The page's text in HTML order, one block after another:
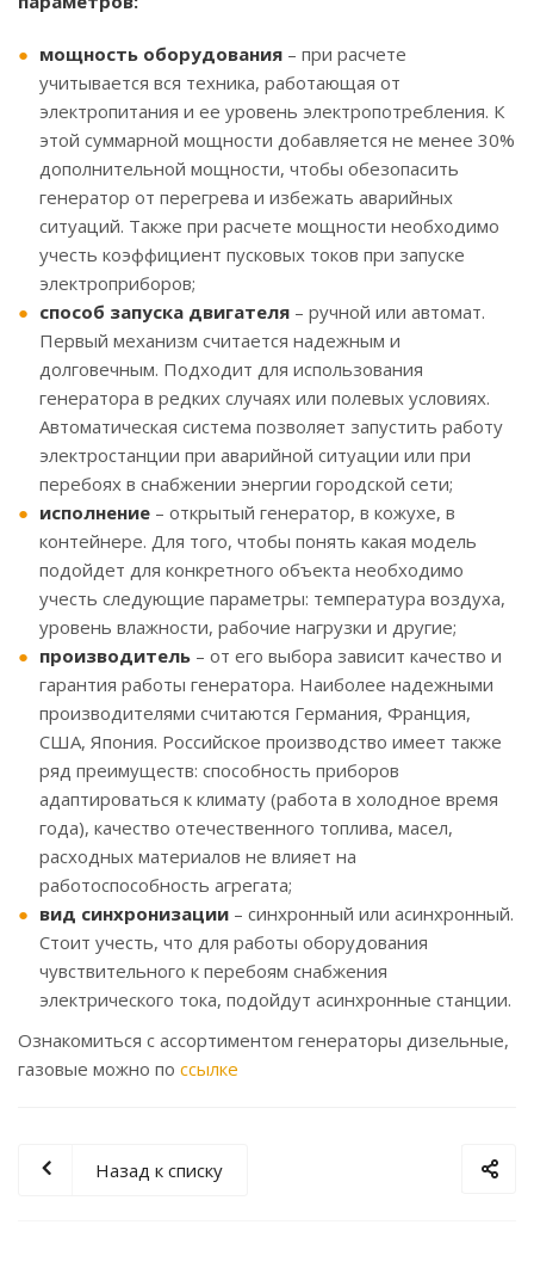
мощность оборудования – при расчете
учитывается вся техника, работающая от
электропитания и ее уровень электропотребления. К
этой суммарной мощности добавляется не менее 30%
дополнительной мощности, чтобы обезопасить
генератор от перегрева и избежать аварийных
ситуаций. Также при расчете мощности необходимо
учесть коэффициент пусковых токов при запуске
электроприборов;
способ запуска двигателя – ручной или автомат.
Первый механизм считается надежным и
долговечным. Подходит для использования
генератора в редких случаях или полевых условиях.
Автоматическая система позволяет запустить работу
электростанции при аварийной ситуации или при
перебоях в снабжении энергии городской сети;
исполнение – открытый генератор, в кожухе, в
контейнере. Для того, чтобы понять какая модель
подойдет для конкретного объекта необходимо
учесть следующие параметры: температура воздуха,
уровень влажности, рабочие нагрузки и другие;
производитель – от его выбора зависит качество и
гарантия работы генератора. Наиболее надежными
производителями считаются Германия, Франция,
США, Япония. Российское производство имеет также
ряд преимуществ: способность приборов
адаптироваться к климату (работа в холодное время
года), качество отечественного топлива, масел,
расходных материалов не влияет на
работоспособность агрегата;
вид синхронизации – синхронный или асинхронный.
Стоит учесть, что для работы оборудования
чувствительного к перебоям снабжения
электрического тока, подойдут асинхронные станции.
Ознакомиться с ассортиментом генераторы дизельные,
газовые можно по ссылке
Назад к списку